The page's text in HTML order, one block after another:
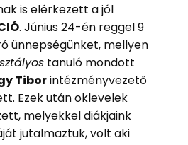
is elérkezett a jól
. Június 24-én reggel 9
ünnepségünket, mellyen
tanuló mondott
Tiborintézményvezető
Ezek után oklevelek
melyekkel diákjaink
jutalmaztuk, volt aki